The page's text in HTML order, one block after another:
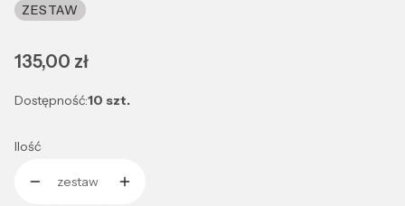
ZESTAW
Cena
135,00 zł
Dostępność:10 szt.
Ilość
zestaw